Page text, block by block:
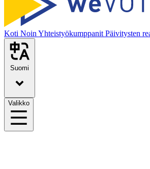
Koti Noin Yhteistyökumppanit Päivitysten
Suomi
Valikko